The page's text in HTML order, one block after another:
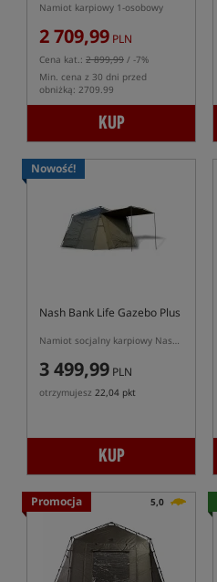
Namiot karpiowy 1-osobowy
2 709,99 PLN
Cena kat.: 2 899,99 / -7%
Min. cena z 30 dni przed
obniżką: 2709.99
KUP
Nowość!
Nash Bank Life Gazebo Plus
Namiot socjalny karpiowy Nash Gazebo Plus
3 499,99 PLN
otrzymujesz 22,04 pkt
KUP
Promocja 5,0